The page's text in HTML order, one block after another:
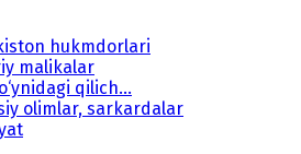
hukmdorlari
malikalar
qilich...
olimlar, sarkardalar